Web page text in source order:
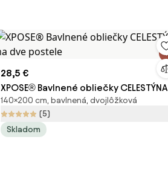
28,5 €
XPOSE® Bavlnené obliečky CELESTÝNA
na dve postele
140×200 cm, bavlnená, dvojlôžková
(5)
Skladom